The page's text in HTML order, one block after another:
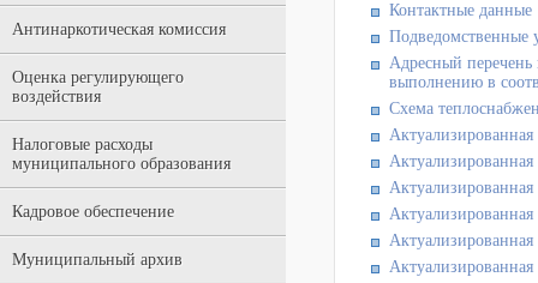
Антинаркотическая комиссия
Оценка регулирующего
воздействия
Налоговые расходы
муниципального образования
Кадровое обеспечение
Муниципальный архив
Контактные данные
Подведомственные
Адресный
выполнению в
Схема